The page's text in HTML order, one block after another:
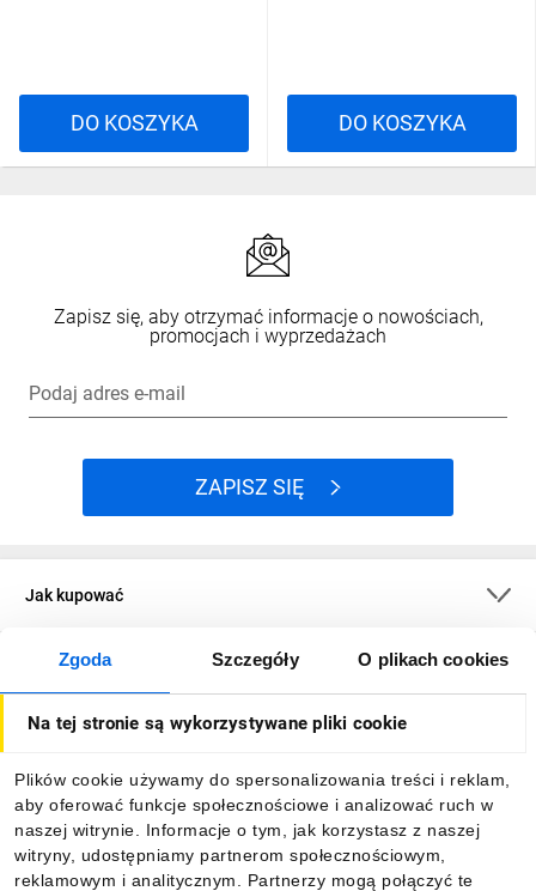
Zgoda Szczegóły O plikach cookies
Na tej stronie są wykorzystywane pliki cookie
Plików cookie używamy do spersonalizowania treści i reklam,
aby oferować funkcje społecznościowe i analizować ruch w
naszej witrynie. Informacje o tym, jak korzystasz z naszej
witryny, udostępniamy partnerom społecznościowym,
reklamowym i analitycznym. Partnerzy mogą połączyć te
DO KOSZYKA DO KOSZYKA
Zapisz się, aby otrzymać informacje o nowościach,
promocjach i wyprzedażach
Podaj adres e-mail
ZAPISZ SIĘ
Jak kupować
O firmie
Informacje